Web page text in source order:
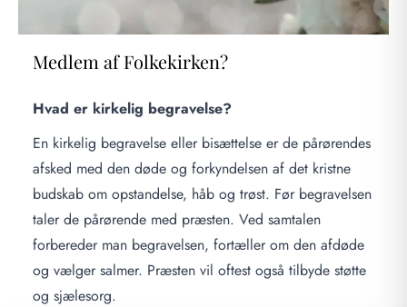
Medlem af Folkekirken?
Hvad er kirkelig begravelse?
En kirkelig begravelse eller bisættelse er de pårørendes
afsked med den døde og forkyndelsen af det kristne
budskab om opstandelse, håb og trøst. Før begravelsen
taler de pårørende med præsten. Ved samtalen
forbereder man begravelsen, fortæller om den afdøde
og vælger salmer. Præsten vil oftest også tilbyde støtte
og sjælesorg.